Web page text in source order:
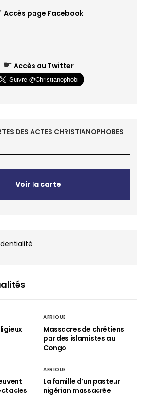
Accès page Facebook
☛ Accès au Twitter
DES ACTES CHRISTIANOPHOBES
Voir la carte
AFRIQUE
Massacres de chrétiens
par des islamistes au
Congo
AFRIQUE
La famille d’un pasteur
nigérian massacrée